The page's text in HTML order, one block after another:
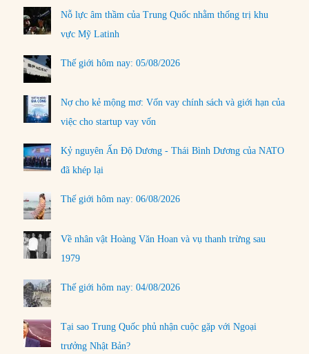
Nỗ lực âm thầm của Trung Quốc nhằm thống trị khu
vực Mỹ Latinh
Thế giới hôm nay: 05/08/2026
Nợ cho kẻ mộng mơ: Vốn vay chính sách và giới hạn của
việc cho startup vay vốn
Kỷ nguyên Ấn Độ Dương - Thái Bình Dương của NATO
đã khép lại
Thế giới hôm nay: 06/08/2026
Về nhân vật Hoàng Văn Hoan và vụ thanh trừng sau
1979
Thế giới hôm nay: 04/08/2026
Tại sao Trung Quốc phủ nhận cuộc gặp với Ngoại
trưởng Nhật Bản?